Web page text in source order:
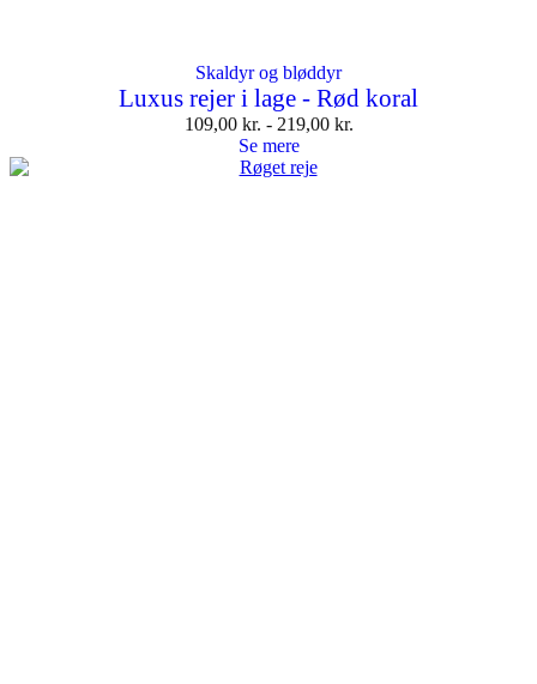
Skaldyr og bløddyr
Luxus rejer i lage - Rød koral
109,00 kr. - 219,00 kr.
Se mere